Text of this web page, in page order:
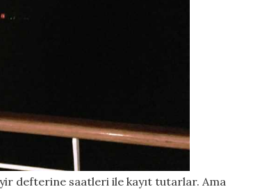
defterine saatleri ile kayıt tutarlar. Ama